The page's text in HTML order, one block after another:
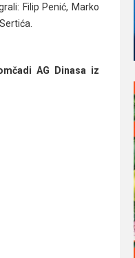
Filip Penić, Marko
AG Dinasa iz